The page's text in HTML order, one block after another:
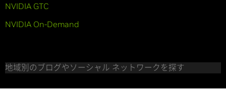
NVIDIA GTC
NVIDIA On-Demand
地域別のブログやソーシャル ネットワークを探す